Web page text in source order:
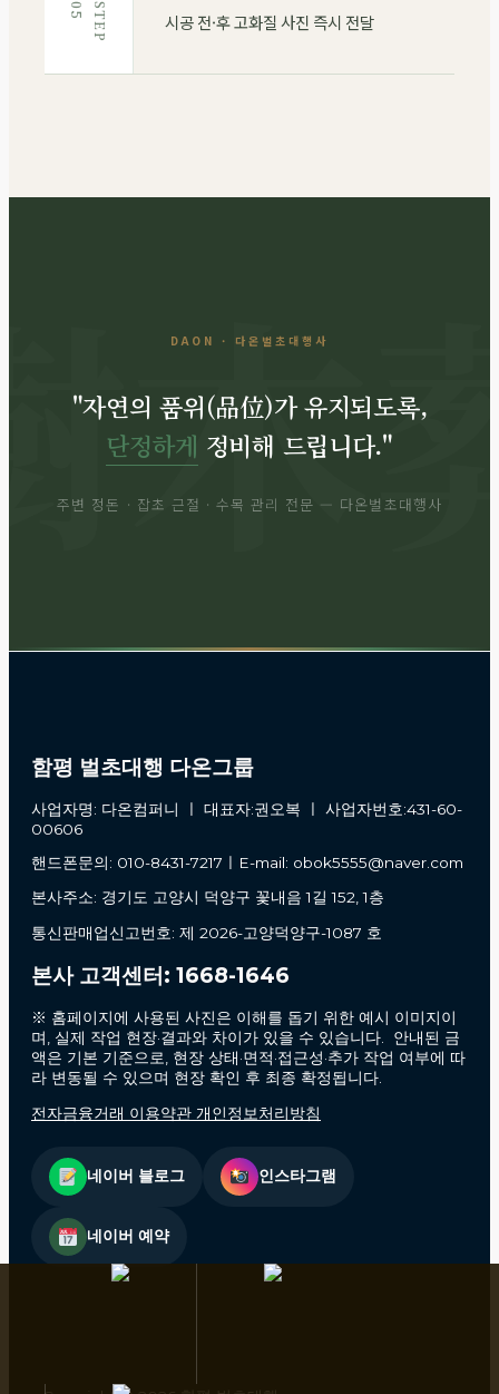
S
T
E
P
0
5 시공 전·후 고화질 사진 즉시 전달
DAON · 다온벌초대행사
"자연의 품위(品位)가 유지되도록,
단정하게 정비해 드립니다."
주변 정돈 · 잡초 근절 · 수목 관리 전문 — 다온벌초대행사
함평 벌초대행 다온그룹
사업자명: 다온컴퍼니 ㅣ 대표자:권오복 ㅣ 사업자번호:431-60-
00606
핸드폰문의: 010-8431-7217ㅣE-mail: obok5555@naver.com
본사주소: 경기도 고양시 덕양구 꽃내음 1길 152, 1층
통신판매업신고번호: 제 2026-고양덕양구-1087 호
본사 고객센터: 1668-1646
※ 홈페이지에 사용된 사진은 이해를 돕기 위한 예시 이미지이
며, 실제 작업 현장·결과와 차이가 있을 수 있습니다. 안내된 금
액은 기본 기준으로, 현장 상태·면적·접근성·추가 작업 여부에 따
라 변동될 수 있으며 현장 확인 후 최종 확정됩니다.
전자금융거래 이용약관 개인정보처리방침
네이버 블로그 인스타그램
네이버 예약